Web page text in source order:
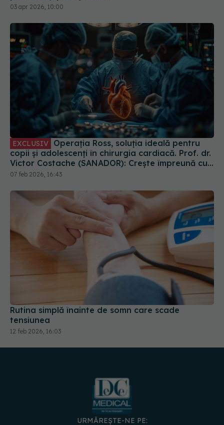
EXCLUSIV
copii și adolescenți în chirurgia cardiacă. Prof. dr.
Victor Costache (SANADOR): Crește împreună cu
ei
07 feb 2026, 16:43
Rutina simplă înainte de somn care scade
tensiunea
12 feb 2026, 16:03
URMĂREȘTE-NE PE: